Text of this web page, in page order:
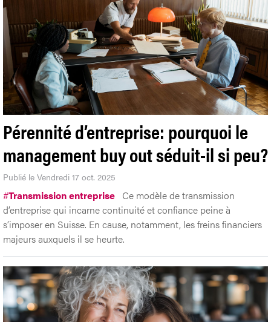
Pérennité d’entreprise: pourquoi le
management buy out séduit-il si peu?
Publié le Vendredi 17 oct. 2025
#Transmission entreprise Ce modèle de transmission
d’entreprise qui incarne continuité et confiance peine à
s’imposer en Suisse. En cause, notamment, les freins financiers
majeurs auxquels il se heurte.